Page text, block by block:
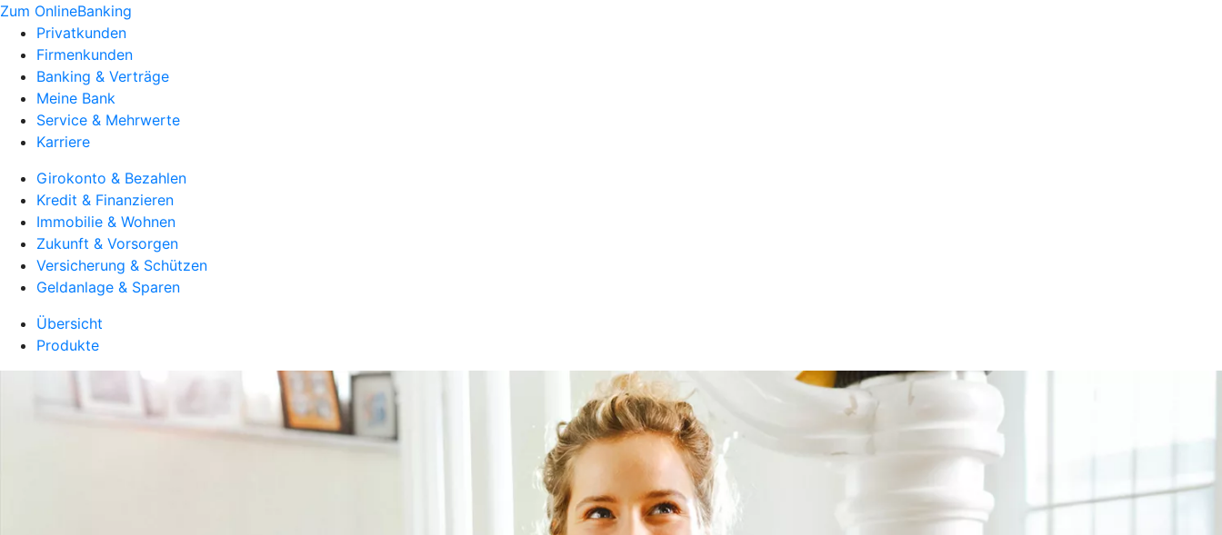
Zum OnlineBanking
Privatkunden
Firmenkunden
Banking & Verträge
Meine Bank
Service & Mehrwerte
Karriere
Girokonto & Bezahlen
Kredit & Finanzieren
Immobilie & Wohnen
Zukunft & Vorsorgen
Versicherung & Schützen
Geldanlage & Sparen
Übersicht
Produkte